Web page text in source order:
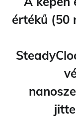
értékű (50